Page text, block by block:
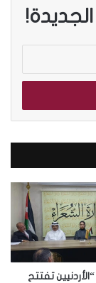
تفتتح